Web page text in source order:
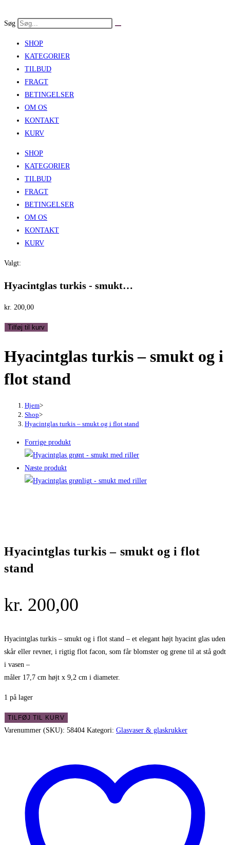
to
Søg
SHOP
KATEGORIER
TILBUD
FRAGT
BETINGELSER
OM OS
KONTAKT
KURV
SHOP
KATEGORIER
TILBUD
FRAGT
BETINGELSER
OM OS
KONTAKT
KURV
Valgt:
Hyacintglas turkis - smukt…
kr. 200,00
Hyacintglas
-
smukt
og
stand
Tilføj til kurv
Hyacintglas turkis – smukt og i
flot stand
Hjem>
Shop>
Hyacintglas turkis – smukt og i flot stand
Forrige produkt
Næste produkt
Hyacintglas turkis – smukt og i flot
stand
kr. 200,00
Hyacintglas turkis – smukt og i flot stand – et elegant højt hyacint glas uden
skår eller revner, i rigtig flot facon, som får blomster og grene til at stå godt
i vasen –
måler 17,7 cm højt x 9,2 cm i diameter.
1 på lager
Hyacintglas
turkis
TILFØJ TIL KURV
Varenummer (SKU): 58404 Kategori: Glasvaser & glaskrukker